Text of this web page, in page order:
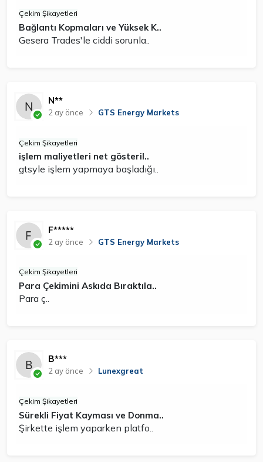
Çekim Şikayetleri
Bağlantı Kopmaları ve Yüksek K..
Gesera Trades'le ciddi sorunla..
N**
2 ay önce GTS Energy Markets
Çekim Şikayetleri
işlem maliyetleri net gösteril..
gtsyle işlem yapmaya başladığı..
F*****
2 ay önce GTS Energy Markets
Çekim Şikayetleri
Para Çekimini Askıda Bıraktıla..
Para ç..
B***
2 ay önce Lunexgreat
Çekim Şikayetleri
Sürekli Fiyat Kayması ve Donma..
Şirkette işlem yaparken platfo..